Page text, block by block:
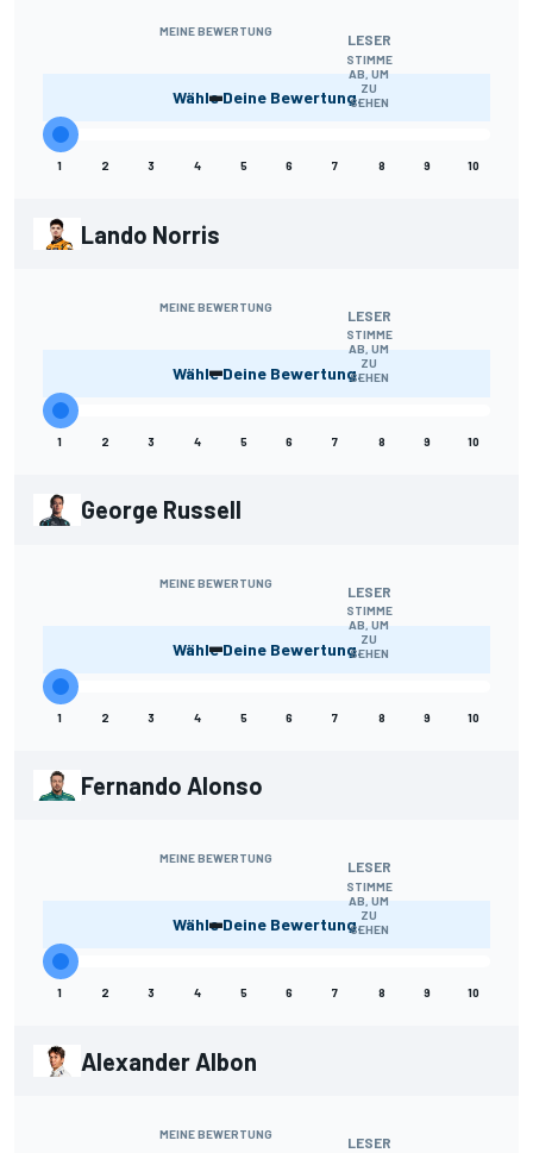
MEINE BEWERTUNG
-
LESER
STIMME
AB, UM
ZU
SEHEN
Wähle Deine Bewertung.
1 2 3 4 5 6 7 8 9 10
Lando Norris
MEINE BEWERTUNG
-
LESER
STIMME
AB, UM
ZU
SEHEN
Wähle Deine Bewertung.
1 2 3 4 5 6 7 8 9 10
George Russell
MEINE BEWERTUNG
-
LESER
STIMME
AB, UM
ZU
SEHEN
Wähle Deine Bewertung.
1 2 3 4 5 6 7 8 9 10
Fernando Alonso
MEINE BEWERTUNG
-
LESER
STIMME
AB, UM
ZU
SEHEN
Wähle Deine Bewertung.
1 2 3 4 5 6 7 8 9 10
Alexander Albon
MEINE BEWERTUNG LESER